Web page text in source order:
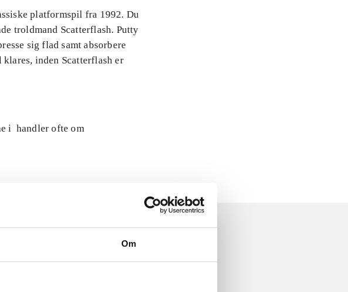
Om
platformspil fra 1992. Du
troldmand Scatterflash. Putty
sig flad samt absorbere
klares, inden Scatterflash er
i handler ofte om